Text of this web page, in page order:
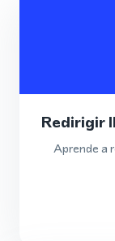
Redirigir
Aprende a